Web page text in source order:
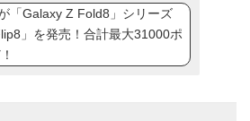
「Galaxy Z Fold8」シリーズ
」を発売！合計最大31000ポ